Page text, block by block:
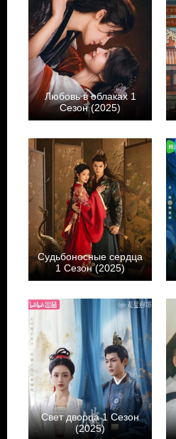
Любовь в облаках 1
Сезон (2025)
Судьбоносные сердца
1 Сезон (2025)
Свет дворца 1 Сезон
(2025)